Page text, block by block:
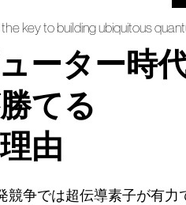
key to building ubiquitous
ーター時
てる
由
競争では超伝導素子が有力